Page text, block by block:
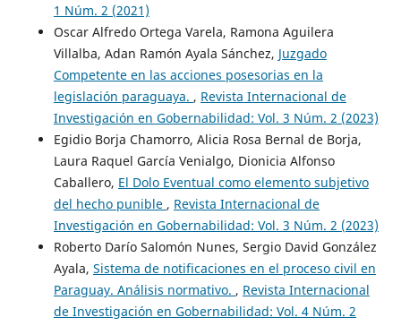
1 Núm. 2 (2021)
Oscar Alfredo Ortega Varela, Ramona Aguilera
Villalba, Adan Ramón Ayala Sánchez, Juzgado
Competente en las acciones posesorias en la
legislación paraguaya. , Revista Internacional de
Investigación en Gobernabilidad: Vol. 3 Núm. 2 (2023)
Egidio Borja Chamorro, Alicia Rosa Bernal de Borja,
Laura Raquel García Venialgo, Dionicia Alfonso
Caballero, El Dolo Eventual como elemento subjetivo
del hecho punible , Revista Internacional de
Investigación en Gobernabilidad: Vol. 3 Núm. 2 (2023)
Roberto Darío Salomón Nunes, Sergio David González
Ayala, Sistema de notificaciones en el proceso civil en
Paraguay. Análisis normativo. , Revista Internacional
de Investigación en Gobernabilidad: Vol. 4 Núm. 2